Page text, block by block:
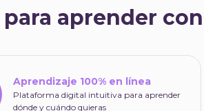
aprender
Aprendizaje 100% en línea
Plataforma digital intuitiva para aprender
dónde y cuándo quieras